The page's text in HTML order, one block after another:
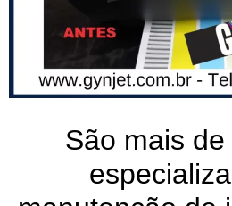
São mais